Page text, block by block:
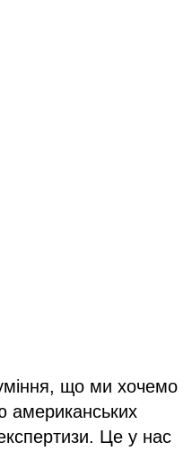
що ми хочемо
американських
Це у нас